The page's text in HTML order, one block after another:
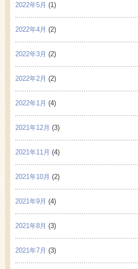
2022年5月 (1)
2022年4月 (2)
2022年3月 (2)
2022年2月 (2)
2022年1月 (4)
2021年12月 (3)
2021年11月 (4)
2021年10月 (2)
2021年9月 (4)
2021年8月 (3)
2021年7月 (3)